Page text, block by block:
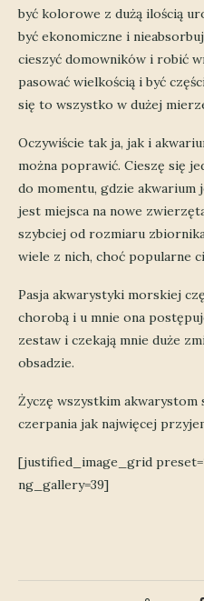
być kolorowe z dużą ilością
być ekonomiczne i
cieszyć domowników i robić
pasować wielkością i być
się to wszystko w dużej
Oczywiście tak ja, jak i
można poprawić. Cieszę się
do momentu, gdzie
jest miejsca na nowe
szybciej od rozmiaru
wiele z nich, choć popularne
Pasja akwarystyki morskiej
chorobą i u mnie ona
zestaw i czekają mnie duże
obsadzie.
Życzę wszystkim
czerpania jak najwięcej
[justified_image_grid
ng_gallery=39]